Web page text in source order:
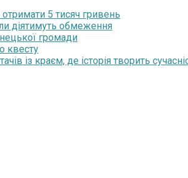
5 тисяч гривень
діятимуть обмеження
громади
квесту
із краєм, де історія творить